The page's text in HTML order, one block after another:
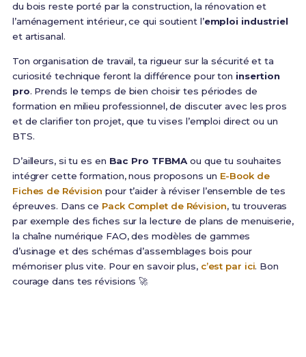
du bois reste porté par la construction, la rénovation et
l’aménagement intérieur, ce qui soutient l’emploi industriel
et artisanal.
Ton organisation de travail, ta rigueur sur la sécurité et ta
curiosité technique feront la différence pour ton insertion
pro. Prends le temps de bien choisir tes périodes de
formation en milieu professionnel, de discuter avec les pros
et de clarifier ton projet, que tu vises l’emploi direct ou un
BTS.
D’ailleurs, si tu es en Bac Pro TFBMAou que tu souhaites
intégrer cette formation, nous proposons un E-Book de
Fiches de Révision pour t’aider à réviser l’ensemble de tes
épreuves. Dans ce Pack Complet de Révision, tu trouveras
par exemple des fiches sur la lecture de plans de menuiserie,
la chaîne numérique FAO, des modèles de gammes
d’usinage et des schémas d’assemblages bois pour
mémoriser plus vite. Pour en savoir plus, c’est par ici. Bon
courage dans tes révisions 🚀